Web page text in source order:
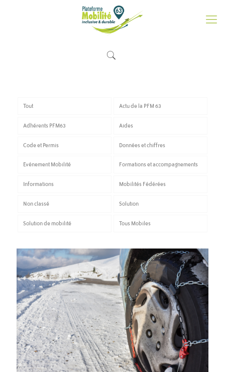
Tout Actu de la PFM 63
Adhérents PFM63 Aides
Code et Permis Données et chiffres
Evénement Mobilité Formations et accompagnements
Informations Mobilités Fédérées
Non classé Solution
Solution de mobilité Tous Mobiles